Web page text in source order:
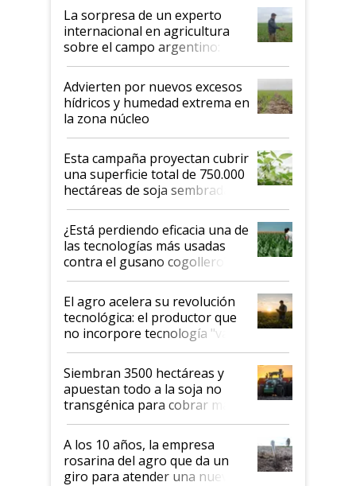
La sorpresa de un experto
internacional en agricultura
sobre el campo argentino:
"Estoy muy impresionado"
Advierten por nuevos excesos
hídricos y humedad extrema en
la zona núcleo
Esta campaña proyectan cubrir
una superficie total de 750.000
hectáreas de soja sembradas
con una nueva generación de
variedades que marcan un
salto tecnológico en genética y
rendimiento
¿Está perdiendo eficacia una de
las tecnologías más usadas
contra el gusano cogollero? El
desafío de una tecnología clave
El agro acelera su revolución
tecnológica: el productor que
no incorpore tecnología "va a
perder el tren"
Siembran 3500 hectáreas y
apuestan todo a la soja no
transgénica para cobrar más
por tonelada: compraron un
semillero
A los 10 años, la empresa
rosarina del agro que da un
giro para atender una nueva